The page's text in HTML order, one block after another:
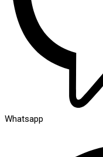
Whatsapp